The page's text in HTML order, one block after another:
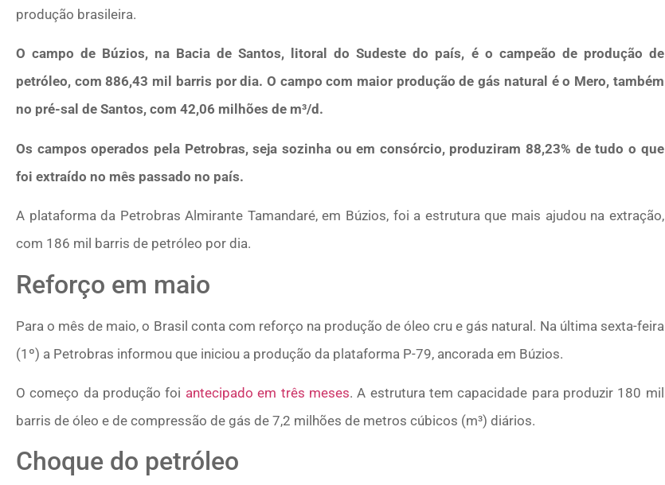
produção brasileira.
O campo de Búzios, na Bacia de Santos, litoral do Sudeste do país, é o campeão de produção de
petróleo, com 886,43 mil barris por dia. O campo com maior produção de gás natural é o Mero, também
no pré-sal de Santos, com 42,06 milhões de m³/d.
Os campos operados pela Petrobras, seja sozinha ou em consórcio, produziram 88,23% de tudo o que
foi extraído no mês passado no país.
A plataforma da Petrobras Almirante Tamandaré, em Búzios, foi a estrutura que mais ajudou na extração,
com 186 mil barris de petróleo por dia.
Reforço em maio
Para o mês de maio, o Brasil conta com reforço na produção de óleo cru e gás natural. Na última sexta-feira
(1º) a Petrobras informou que iniciou a produção da plataforma P-79, ancorada em Búzios.
O começo da produção foi antecipado em três meses. A estrutura tem capacidade para produzir 180 mil
barris de óleo e de compressão de gás de 7,2 milhões de metros cúbicos (m³) diários.
Choque do petróleo